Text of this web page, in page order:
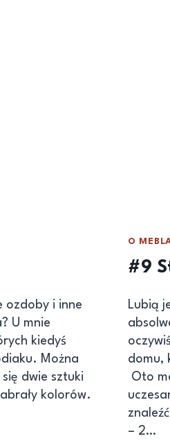
ozdoby i inne
U mnie
kiedyś
Można
dwie sztuki
kolorów.
O
#9
Lubią
domu,
Oto
– 2…